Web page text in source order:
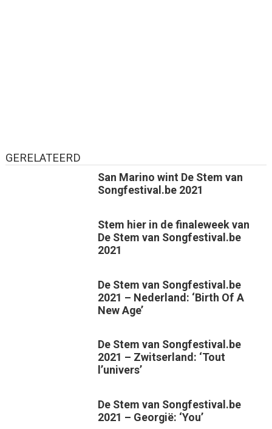
GERELATEERD
San Marino wint De Stem van
Songfestival.be 2021
Stem hier in de finaleweek van
De Stem van Songfestival.be
2021
De Stem van Songfestival.be
2021 – Nederland: ‘Birth Of A
New Age’
De Stem van Songfestival.be
2021 – Zwitserland: ‘Tout
l’univers’
De Stem van Songfestival.be
2021 – Georgië: ‘You’